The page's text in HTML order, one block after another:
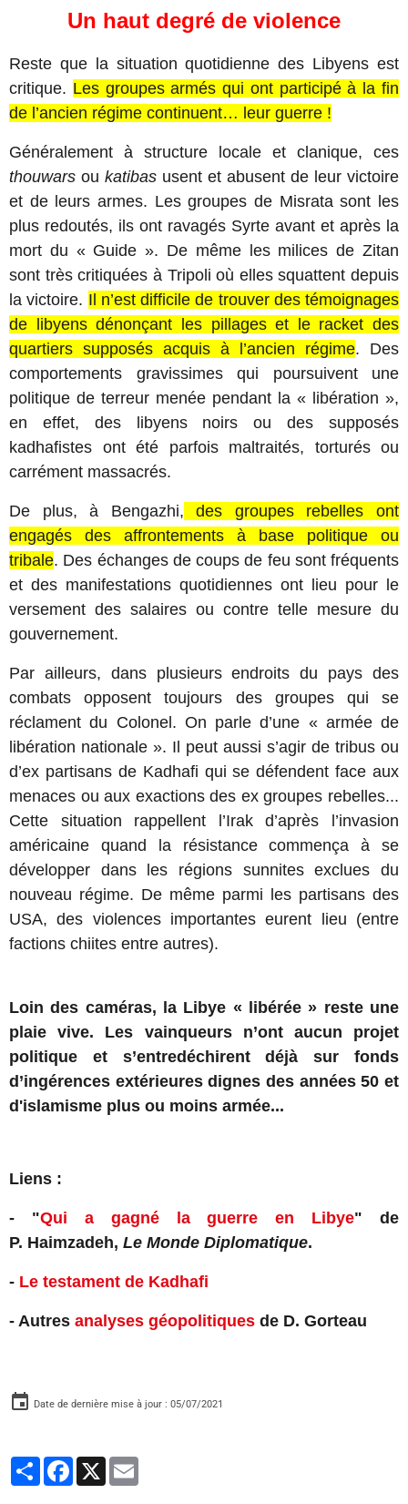
Un haut degré de violence
Reste que la situation quotidienne des Libyens est
critique. Les groupes armés qui ont participé à la fin
de l’ancien régime continuent… leur guerre !
Généralement à structure locale et clanique, ces
thouwars ou katibas usent et abusent de leur victoire
et de leurs armes. Les groupes de Misrata sont les
plus redoutés, ils ont ravagés Syrte avant et après la
mort du « Guide ». De même les milices de Zitan
sont très critiquées à Tripoli où elles squattent depuis
la victoire. Il n’est difficile de trouver des témoignages
de libyens dénonçant les pillages et le racket des
quartiers supposés acquis à l’ancien régime. Des
comportements gravissimes qui poursuivent une
politique de terreur menée pendant la « libération »,
en effet, des libyens noirs ou des supposés
kadhafistes ont été parfois maltraités, torturés ou
carrément massacrés.
De plus, à Bengazhi, des groupes rebelles ont
engagés des affrontements à base politique ou
tribale. Des échanges de coups de feu sont fréquents
et des manifestations quotidiennes ont lieu pour le
versement des salaires ou contre telle mesure du
gouvernement.
Par ailleurs, dans plusieurs endroits du pays des
combats opposent toujours des groupes qui se
réclament du Colonel. On parle d’une « armée de
libération nationale ». Il peut aussi s’agir de tribus ou
d’ex partisans de Kadhafi qui se défendent face aux
menaces ou aux exactions des ex groupes rebelles...
Cette situation rappellent l’Irak d’après l’invasion
américaine quand la résistance commença à se
développer dans les régions sunnites exclues du
nouveau régime. De même parmi les partisans des
USA, des violences importantes eurent lieu (entre
factions chiites entre autres).
Loin des caméras, la Libye « libérée » reste une
plaie vive. Les vainqueurs n’ont aucun projet
politique et s’entredéchirent déjà sur fonds
d’ingérences extérieures dignes des années 50 et
d'islamisme plus ou moins armée...
Liens :
- "Qui a gagné la guerre en Libye" de
P. Haimzadeh, Le Monde Diplomatique.
- Le testament de Kadhafi
- Autres analyses géopolitiques de D. Gorteau
Date de dernière mise à jour : 05/07/2021
PartagerFacebook
X